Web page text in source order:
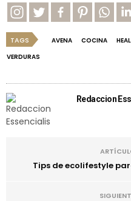
TAGS AVENA COCINA
VERDURAS
Redaccion
Tips de ecolifestyle